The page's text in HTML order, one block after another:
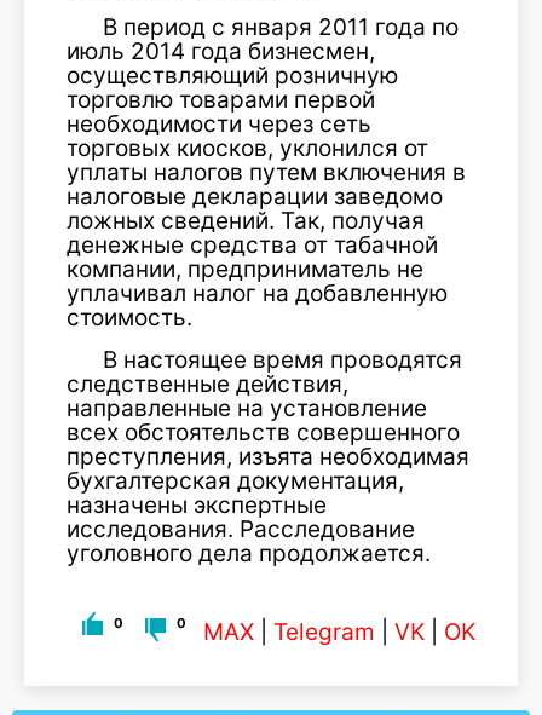
В период с января 2011 года по
июль 2014 года бизнесмен,
осуществляющий розничную
торговлю товарами первой
необходимости через сеть
торговых киосков, уклонился от
уплаты налогов путем включения в
налоговые декларации заведомо
ложных сведений. Так, получая
денежные средства от табачной
компании, предприниматель не
уплачивал налог на добавленную
стоимость.
В настоящее время проводятся
следственные действия,
направленные на установление
всех обстоятельств совершенного
преступления, изъята необходимая
бухгалтерская документация,
назначены экспертные
исследования. Расследование
уголовного дела продолжается.
0 0 MAX Telegram VK OK